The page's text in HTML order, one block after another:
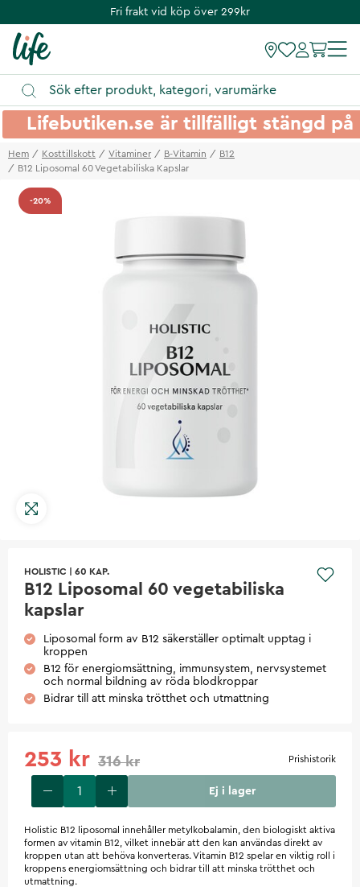
Fri frakt vid köp över 299kr
Lifebutiken.se är tillfälligt stängd
Hem Kosttillskott Vitaminer B-Vitamin
B12
B12 Liposomal 60 Vegetabiliska Kapslar
-20%
HOLISTIC 60 KAP.
B12 Liposomal 60 vegetabiliska
kapslar
Liposomal form av B12 säkerställer optimalt upptag i
kroppen
B12 för energiomsättning, immunsystem, nervsystemet
och normal bildning av röda blodkroppar
Bidrar till att minska trötthet och utmattning
253 kr 316 kr Prishistorik
Ej i lager
Holistic B12 liposomal innehåller metylkobalamin, den biologiskt aktiva
formen av vitamin B12, vilket innebär att den kan användas direkt av
kroppen utan att behöva konverteras. Vitamin B12 spelar en viktig roll i
kroppens energiomsättning och bidrar till att minska trötthet och
utmattning.